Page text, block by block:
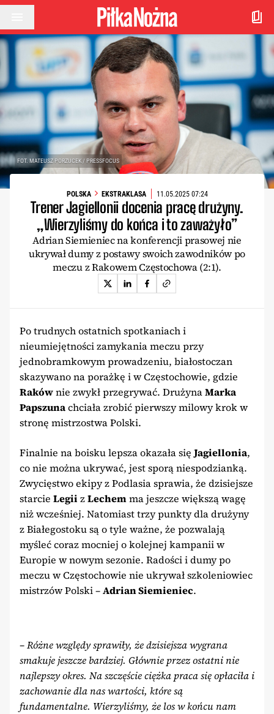
Przejdź do treści
FOT. MATEUSZ PORZUCEK / PRESSFOCUS
POLSKA EKSTRAKLASA 11.05.2025 07:24
Trener Jagiellonii docenia pracę drużyny.
„Wierzyliśmy do końca i to zaważyło”
Adrian Siemieniec na konferencji prasowej nie
ukrywał dumy z postawy swoich zawodników po
meczu z Rakowem Częstochowa (2:1).
Po trudnych ostatnich spotkaniach i
nieumiejętności zamykania meczu przy
jednobramkowym prowadzeniu, białostoczan
skazywano na porażkę i w Częstochowie, gdzie
Rakównie zwykł przegrywać. DrużynaMarka
Papszunachciała zrobić pierwszy milowy krok w
stronę mistrzostwa Polski.
Finalnie na boisku lepsza okazała się Jagiellonia,
co nie można ukrywać, jest sporą niespodzianką.
Zwycięstwo ekipy z Podlasia sprawia, że dzisiejsze
starcie Legii zLechemma jeszcze większą wagę
niż wcześniej. Natomiast trzy punkty dla drużyny
z Białegostoku są o tyle ważne, że pozwalają
myśleć coraz mocniej o kolejnej kampanii w
Europie w nowym sezonie. Radości i dumy po
meczu w Częstochowie nie ukrywał szkoleniowiec
mistrzów Polski –Adrian Siemieniec.
– Różne względy sprawiły, że dzisiejsza wygrana
smakuje jeszcze bardziej. Głównie przez ostatni nie
najlepszy okres. Na szczęście ciężka praca się opłaciła i
zachowanie dla nas wartości, które są
fundamentalne. Wierzyliśmy, że los w końcu nam